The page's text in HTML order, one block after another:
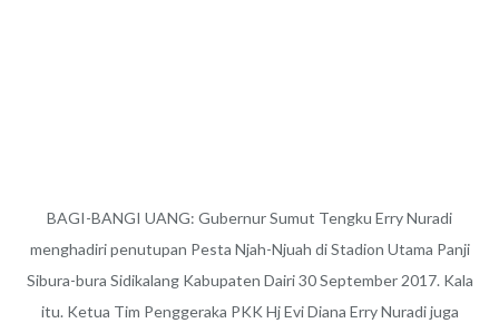
BAGI-BANGI UANG: Gubernur Sumut Tengku Erry Nuradi
menghadiri penutupan Pesta Njah-Njuah di Stadion Utama Panji
Sibura-bura Sidikalang Kabupaten Dairi 30 September 2017. Kala
itu. Ketua Tim Penggeraka PKK Hj Evi Diana Erry Nuradi juga